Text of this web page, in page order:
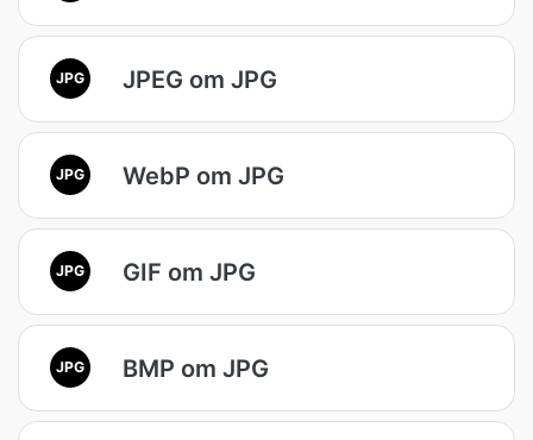
JPG JPEG om JPG
JPG WebP om JPG
JPG GIF om JPG
JPG BMP om JPG